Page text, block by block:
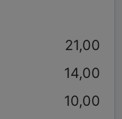
21,00
14,00
10,00